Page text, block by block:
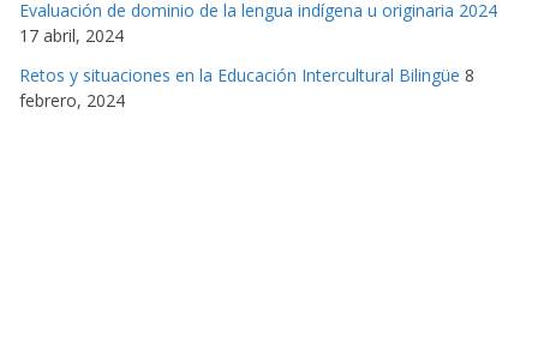
Evaluación de dominio de la lengua indígena u originaria 2024
17 abril, 2024
Retos y situaciones en la Educación Intercultural Bilingüe 8
febrero, 2024